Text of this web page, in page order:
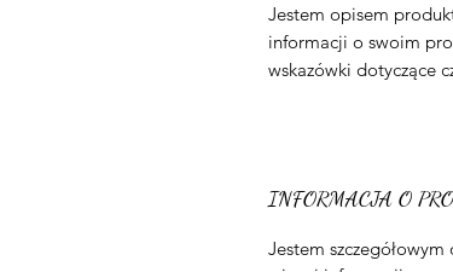
Jestem opisem
informacji o swoim
wskazówki dotyczące
INFORMACJA O
Jestem